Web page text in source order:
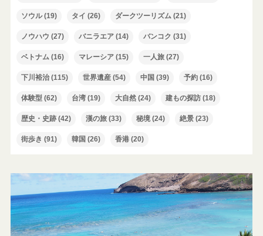
ソウル(19) タイ (26) ダークツーリズム (21)
ノウハウ (27) バニラエア(14) バンコク (31)
ベトナム (16) マレーシア(15) 一人旅(27)
下川裕治(115) 世界遺産(54) 中国 (39) 予約(16)
体験型(62) 台湾(19) 大自然(24) 建もの探訪(18)
歴史・史跡(42) 漢の旅(33) 秘境(24) 絶景(23)
街歩き (91) 韓国 (26) 香港(20)